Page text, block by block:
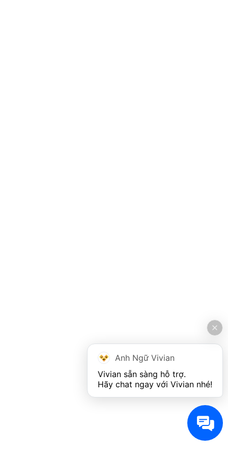
Anh Ngữ Vivian
Vivian sẵn sàng hỗ trợ.
Hãy chat ngay với Vivian nhé!